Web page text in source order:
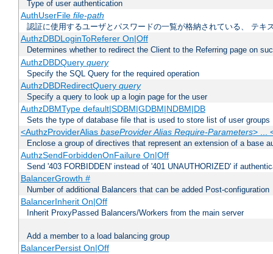
Type of user authentication
AuthUserFile file-path
認証に使用するユーザとパスワードの一覧が格納されている、 テキ
AuthzDBDLoginToReferer On|Off
Determines whether to redirect the Client to the Referring page on
AuthzDBDQuery query
Specify the SQL Query for the required operation
AuthzDBDRedirectQuery query
Specify a query to look up a login page for the user
AuthzDBMType default|SDBM|GDBM|NDBM|DB
Sets the type of database file that is used to store list of user groups
<AuthzProviderAlias baseProvider Alias Require-Parameters> ...
Enclose a group of directives that represent an extension of a base
AuthzSendForbiddenOnFailure On|Off
Send '403 FORBIDDEN' instead of '401 UNAUTHORIZED' if
BalancerGrowth #
Number of additional Balancers that can be added Post-configuration
BalancerInherit On|Off
Inherit ProxyPassed Balancers/Workers from the main server
Add a member to a load balancing group
BalancerPersist On|Off